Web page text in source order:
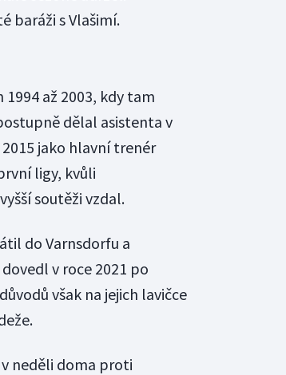
baráži s Vlašimí.
až 2003, kdy tam
dělal asistenta v
jako hlavní trenér
ligy, kvůli
soutěži vzdal.
do Varnsdorfu a
v roce 2021 po
však na jejich lavičce
neděli doma proti